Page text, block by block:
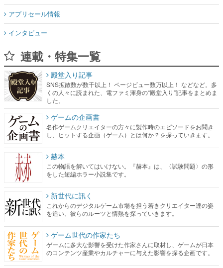
アプリセール情報
インタビュー
連載・特集一覧
殿堂入り記事
SNS拡散数が数千以上！ ページビュー数万以上！ などなど。多
くの人々に読まれた、電ファミ渾身の“殿堂入り”記事をまとめま
した。
ゲームの企画書
名作ゲームクリエイターの方々に製作時のエピソードをお聞き
し、ヒットする企画（ゲーム）とは何か？を探っていきます。
赫本
この物語を解いてはいけない。『赫本』は、〈試験問題〉の形
をした短編ホラー小説集です。
新世代に訊く
これからのデジタルゲーム市場を担う若きクリエイター達の姿
を追い、彼らのルーツと情熱を探っていきます。
ゲーム世代の作家たち
ゲームに多大な影響を受けた作家さんに取材し、ゲームが日本
のコンテンツ産業やカルチャーに与えた影響を探る企画です。